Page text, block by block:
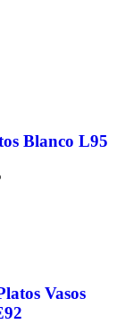
Blanco L95
Vasos